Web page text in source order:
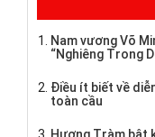
Nam vương Võ
“Nghiêng Trong
Điều ít biết về
toàn cầu